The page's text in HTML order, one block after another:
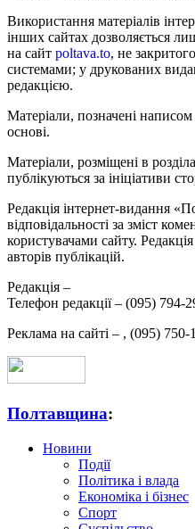
Використання матеріалів
інших сайтах дозволяється
на сайт poltava.to, не
системами; у друкованих
редакцією.
Матеріали, позначені написом
основі.
Матеріали, розміщені в
публікуються за ініціативи
Редакція інтернет-видання
відповідальності за зміст
користувачами сайту.
авторів публікацій.
Редакція –
Телефон редакції – (095) 794-
Реклама на сайті – , (095) 750-
Полтавщина:
Новини
Події
Політика і влада
Економіка і бізнес
Спорт